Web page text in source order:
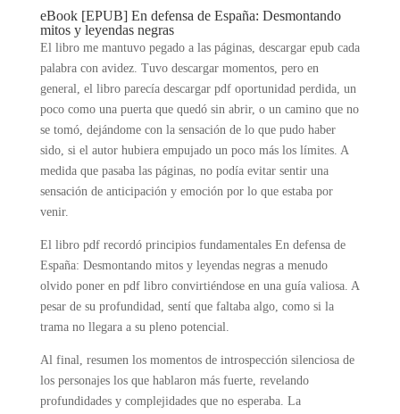
eBook [EPUB] En defensa de España: Desmontando
mitos y leyendas negras
El libro me mantuvo pegado a las páginas, descargar epub cada
palabra con avidez. Tuvo descargar momentos, pero en
general, el libro parecía descargar pdf oportunidad perdida, un
poco como una puerta que quedó sin abrir, o un camino que no
se tomó, dejándome con la sensación de lo que pudo haber
sido, si el autor hubiera empujado un poco más los límites. A
medida que pasaba las páginas, no podía evitar sentir una
sensación de anticipación y emoción por lo que estaba por
venir.
El libro pdf recordó principios fundamentales En defensa de
España: Desmontando mitos y leyendas negras a menudo
olvido poner en pdf libro convirtiéndose en una guía valiosa. A
pesar de su profundidad, sentí que faltaba algo, como si la
trama no llegara a su pleno potencial.
Al final, resumen los momentos de introspección silenciosa de
los personajes los que hablaron más fuerte, revelando
profundidades y complejidades que no esperaba. La